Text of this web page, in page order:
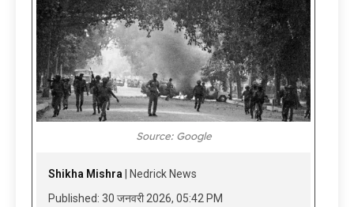
Source: Google
Shikha Mishra | Nedrick News
Published: 30 जनवरी 2026, 05:42 PM